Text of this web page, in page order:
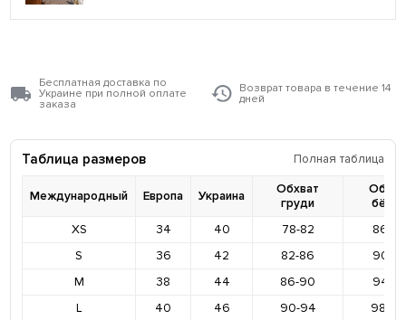
Бесплатная доставка по
Украине при полной оплате
заказа
Возврат товара в течение 14
дней
Таблица размеров Полная таблица
Международный Европа Украина
Обхват
груди
XS
34 40 78-82
86-
S
36 42 82-86
90-
M
38 44 86-90
94-
L
40 46 90-94
98-